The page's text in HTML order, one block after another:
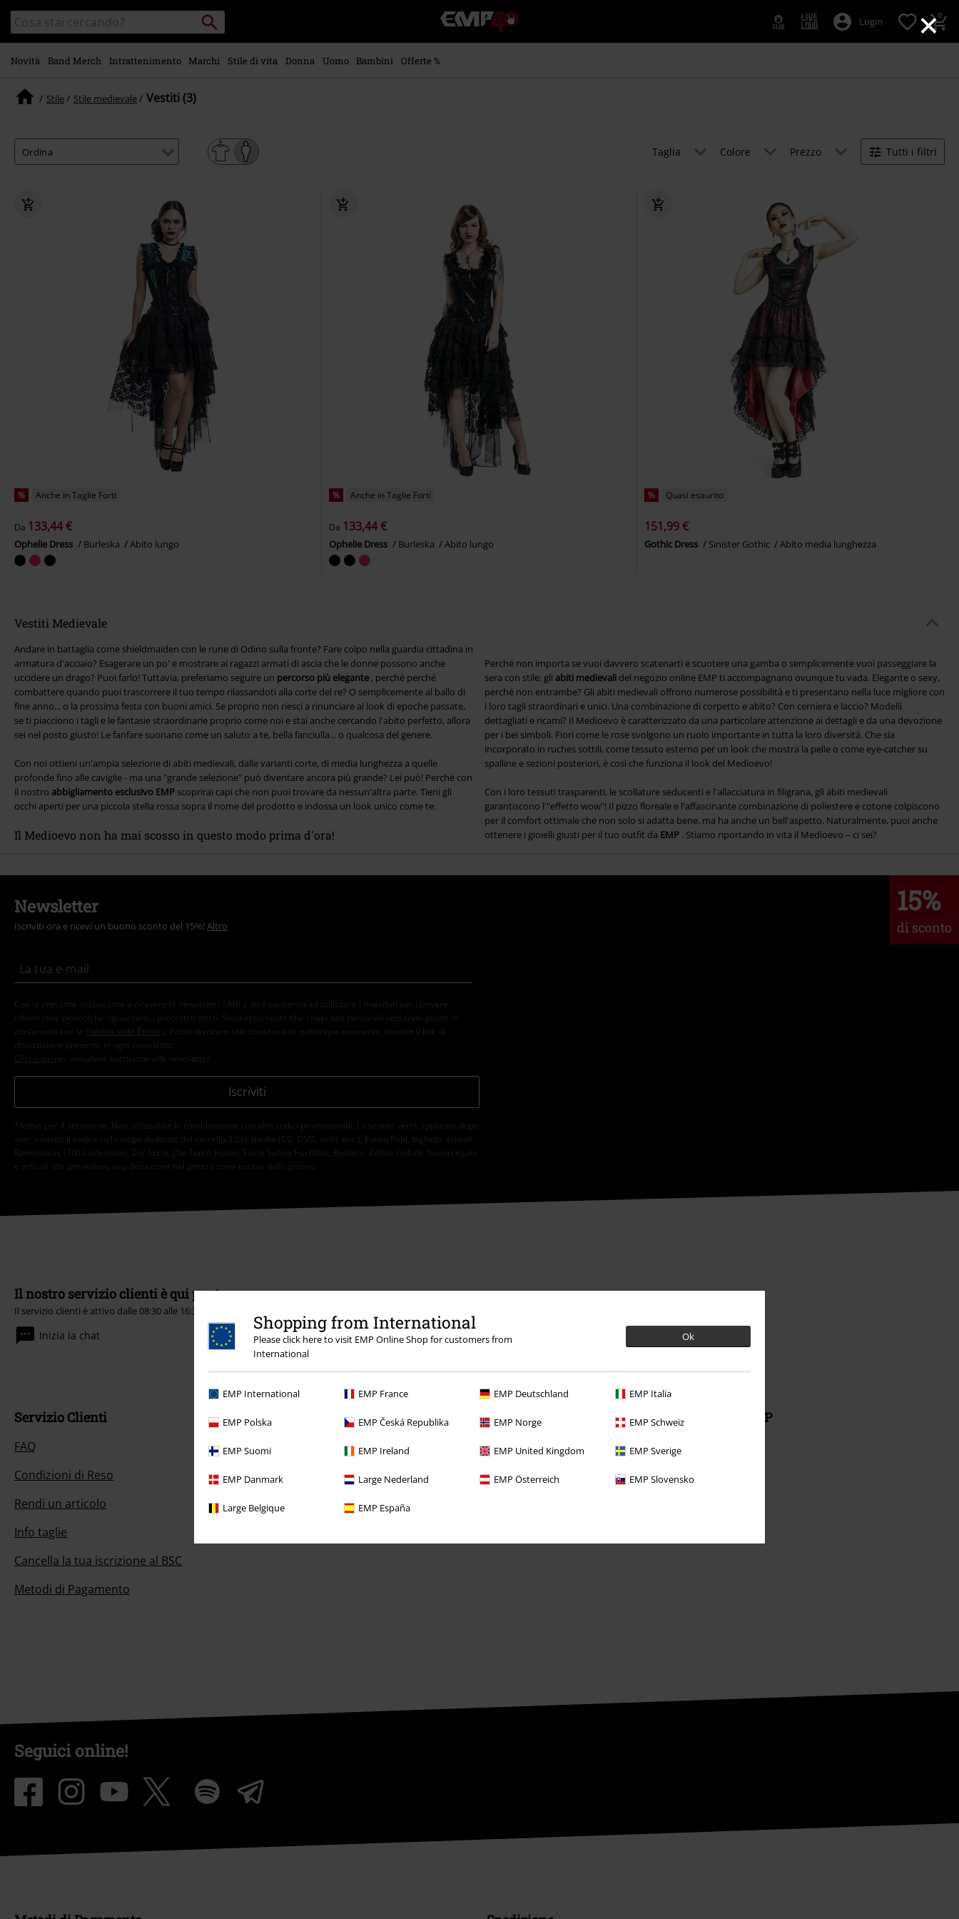
×
Shopping from International
Please click here to visit EMP Online Shop for customers from
International
Ok
EMP International EMP France EMP Deutschland EMP Italia
EMP Polska EMP Česká Republika EMP Norge EMP Schweiz
EMP Suomi EMP Ireland EMP United Kingdom EMP Sverige
EMP Danmark Large Nederland EMP Österreich EMP Slovensko
Large Belgique EMP España
contenuto
principale
Cerca
nel
catalogo
Cerca
Punto
di
ritiro
EMP
-
Musica,
Login 0
Novità Band Merch Intrattenimento Marchi Stile di vita Donna Uomo Bambini Offerte %
Stile Stile medievale Vestiti (3)
Taglia Colore Prezzo Tutti i filtri
% Anche in Taglie Forti
Da 133,44 €
Ophelie Dress Burleska Abito lungo
% Anche in Taglie Forti
Da 133,44 €
Ophelie Dress Burleska Abito lungo
% Quasi esaurito
151,99 €
Gothic Dress Sinister Gothic Abito media lunghezza
Vestiti Medievale
Andare in battaglia come shieldmaiden con le rune di Odino sulla fronte? Fare colpo nella guardia cittadina in
armatura d'acciaio? Esagerare un po' e mostrare ai ragazzi armati di ascia che le donne possono anche
uccidere un drago? Puoi farlo! Tuttavia, preferiamo seguire un percorso più elegante , perché perché
combattere quando puoi trascorrere il tuo tempo rilassandoti alla corte del re? O semplicemente al ballo di
fine anno... o la prossima festa con buoni amici. Se proprio non riesci a rinunciare al look di epoche passate,
se ti piacciono i tagli e le fantasie straordinarie proprio come noi e stai anche cercando l'abito perfetto, allora
sei nel posto giusto! Le fanfare suonano come un saluto a te, bella fanciulla... o qualcosa del genere.
Con noi ottieni un'ampia selezione di abiti medievali, dalle varianti corte, di media lunghezza a quelle
profonde fino alle caviglie - ma una "grande selezione" può diventare ancora più grande? Lei può! Perché con
il nostro abbigliamento esclusivo EMP scoprirai capi che non puoi trovare da nessun'altra parte. Tieni gli
occhi aperti per una piccola stella rossa sopra il nome del prodotto e indossa un look unico come te.
Il Medioevo non ha mai scosso in questo modo prima d'ora!
Perché non importa se vuoi davvero scatenarti e scuotere una gamba o semplicemente vuoi passeggiare la
sera con stile: gli abiti medievalidel negozio online EMP ti accompagnano ovunque tu vada. Elegante o sexy,
perché non entrambe? Gli abiti medievali offrono numerose possibilità e ti presentano nella luce migliore con
i loro tagli straordinari e unici. Una combinazione di corpetto e abito? Con cerniera e laccio? Modelli
dettagliati e ricami? Il Medioevo è caratterizzato da una particolare attenzione ai dettagli e da una devozione
per i bei simboli. Fiori come le rose svolgono un ruolo importante in tutta la loro diversità. Che sia
incorporato in ruches sottili, come tessuto esterno per un look che mostra la pelle o come eye-catcher su
spalline e sezioni posteriori, è così che funziona il look del Medioevo!
Con i loro tessuti trasparenti, le scollature seducenti e l'allacciatura in filigrana, gli abiti medievali
garantiscono l'"effetto wow"! Il pizzo floreale e l'affascinante combinazione di poliestere e cotone colpiscono
per il comfort ottimale che non solo si adatta bene, ma ha anche un bell'aspetto. Naturalmente, puoi anche
ottenere i gioielli giusti per il tuo outfit da EMP. Stiamo riportando in vita il Medioevo – ci sei?
15%
di sconto
Newsletter
Iscriviti ora e ricevi un buono sconto del 15%! Altro
Con la presente acconsento a ricevere le newsletter EMP e do il consenso ad utilizzare i miei dati per ricevere
informative periodiche riguardanti i prodotti trattati. Sono al corrente che i miei dati personali verranno gestiti in
conformità con la
Politica sulla Privacy
. Potrò revocare tale consenso in qualunque momento, tramite il link di
disiscrizione presente in ogni newsletter.
Clicca qui per annullare liscrizione alla newsletter.
Iscriviti
*Attivo per 4 settimane. Non utilizzabile in combinazione con altri codici promozionali. Lo sconto verrà applicato dopo
aver inserito il codice nel campo dedicato del carrello. Libri, media (CD, DVD, vinili, ecc.), Funko Pop!, biglietti, articoli
Rammstein, (Till) Lindemann, Die Ärzte, Die Toten Hosen, Feine Sahne Fischfilet, Broilers, Böhse Onkelz, buoni regalo
e articoli che prevedono una donazione nel prezzo sono esclusi dalla promo.
Il nostro servizio clienti è qui per te
Il servizio clienti è attivo dalle 08:30 alle 16:30 (Lun - Ven, esclusi festivi).
Inizia la chat
Servizio Clienti
FAQ
Condizioni di Reso
Rendi un articolo
Info taglie
Cancella la tua iscrizione al BSC
Metodi di Pagamento
Offerte per te
Concorsi
Regala un buono EMP
Sconto EMP per studenti
Informazioni su EMP
Eventi EMP
Programmi partner
Seguici online!